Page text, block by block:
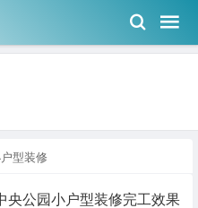
型装修
央公园小户型装修完工效果